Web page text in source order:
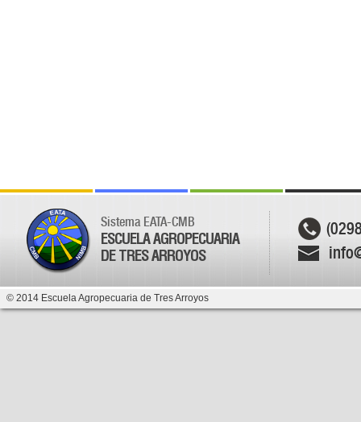
Sistema EATA-CMB
ESCUELA AGROPECUARIA
DE TRES ARROYOS
© 2014 Escuela Agropecuaria de Tres Arroyos